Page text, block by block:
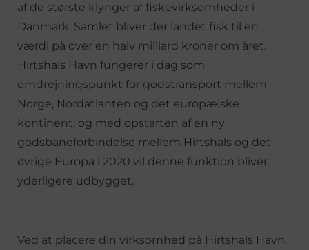
af de største klynger af fiskevirksomheder i
Danmark. Samlet bliver der landet fisk til en
værdi på over en halv milliard kroner om året.
Hirtshals Havn fungerer i dag som
omdrejningspunkt for godstransport mellem
Norge, Nordatlanten og det europæiske
kontinent, og med opstarten af en ny
godsbaneforbindelse mellem Hirtshals og det
øvrige Europa i 2020 vil denne funktion bliver
yderligere udbygget.
Ved at placere din virksomhed på Hirtshals Havn,